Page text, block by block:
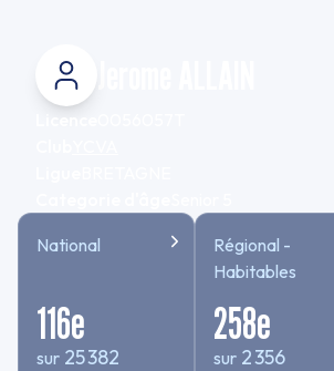
National
116e
sur 25 382
Régional -
Habitables
258e
sur 2 356